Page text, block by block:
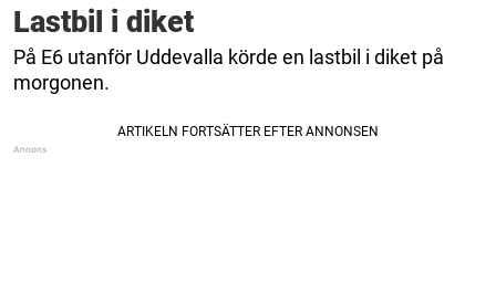
Lastbil i diket
På E6 utanför Uddevalla körde en lastbil i diket på
morgonen.